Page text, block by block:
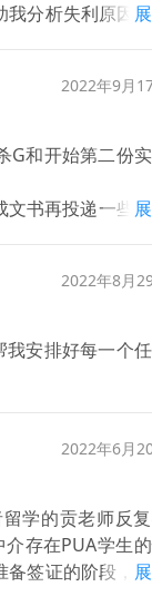
我分析失利原因
申mme的春季班
到了来自NTU
的方向，并最
2022年9月
G和开始第二份
文书再投递一些
2022年8月
安排好每一个
2022年6月
学的贡老师反
存在PUA学生
备签证的阶段，